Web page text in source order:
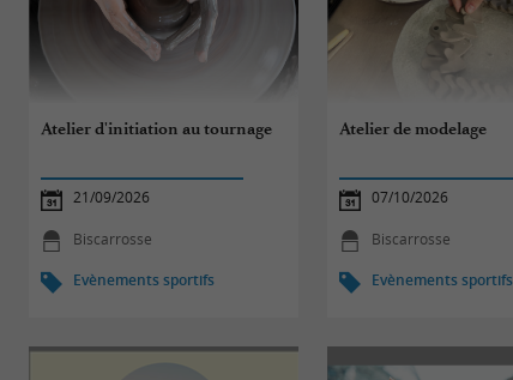
Atelier d'initiation au tournage
21/09/2026
Biscarrosse
Evènements sportifs
Atelier de modelage
07/10/2026
Biscarrosse
Evènements sportifs